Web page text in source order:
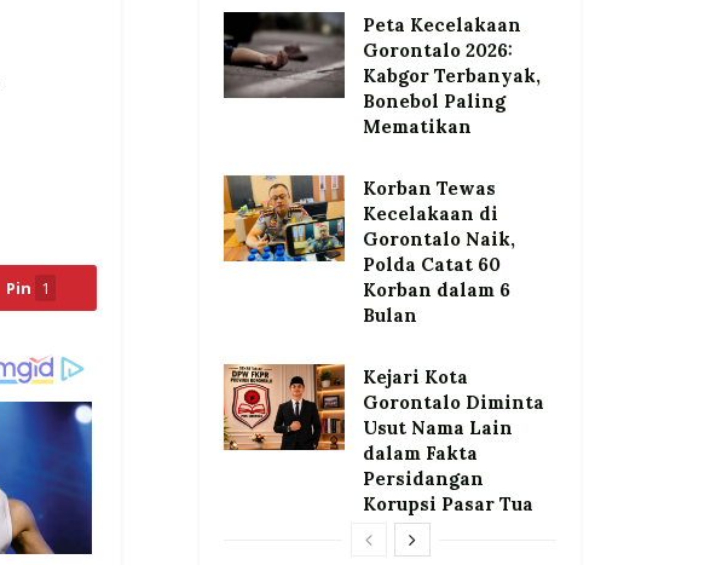
Pin 1
Peta Kecelakaan
Gorontalo 2026:
Kabgor Terbanyak,
Bonebol Paling
Mematikan
Korban Tewas
Kecelakaan di
Gorontalo Naik,
Polda Catat 60
Korban dalam 6
Bulan
Kejari Kota
Gorontalo Diminta
Usut Nama Lain
dalam Fakta
Persidangan
Korupsi Pasar Tua